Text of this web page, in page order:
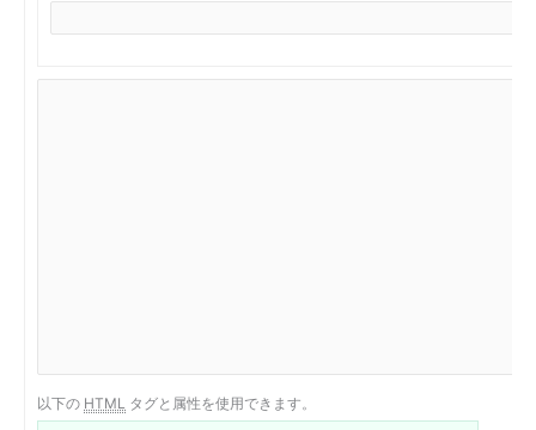
以下の HTML タグと属性を使用できます。